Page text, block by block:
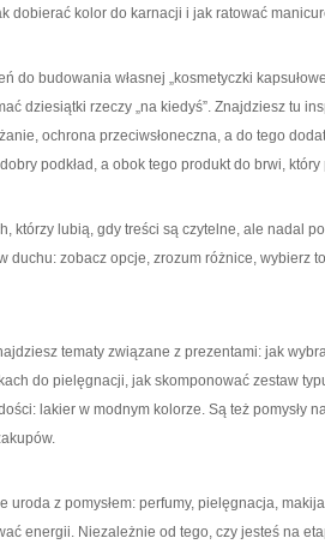
dobierać kolor do karnacji i jak ratować
do budowania własnej „kosmetyczki
dziesiątki rzeczy „na kiedyś”. Znajdziesz tu
ochrona przeciwsłoneczna, a do tego
podkład, a obok tego produkt do brwi,
którzy lubią, gdy treści są czytelne, ale nadal
duchu: zobacz opcje, zrozum różnice, wybierz
tematy związane z prezentami: jak
do pielęgnacji, jak skomponować zestaw
lakier w modnym kolorze. Są też pomysły
uroda z pomysłem: perfumy, pielęgnacja,
energii. Niezależnie od tego, czy jesteś na